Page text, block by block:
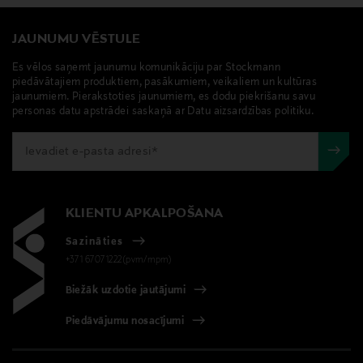
JAUNUMU VĒSTULE
Es vēlos saņemt jaunumu komunikāciju par Stockmann
piedāvātajiem produktiem, pasākumiem, veikaliem un kultūras
jaunumiem. Pierakstoties jaunumiem, es dodu piekrišanu savu
personas datu apstrādei saskaņā ar Datu aizsardzības politiku.
KLIENTU APKALPOŠANA
Sazināties
+371 67071222(pvm/mpm)
Biežāk uzdotie jautājumi
Piedāvājumu nosacījumi